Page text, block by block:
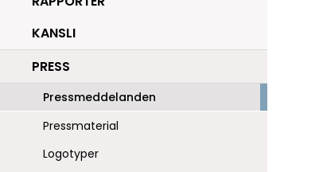
KANSLI
PRESS
Pressmeddelanden
Pressmaterial
Logotyper